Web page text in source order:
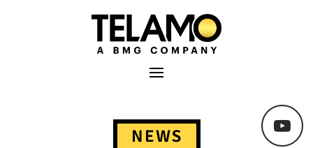
TELAMO
Primäres Menü
NEWS